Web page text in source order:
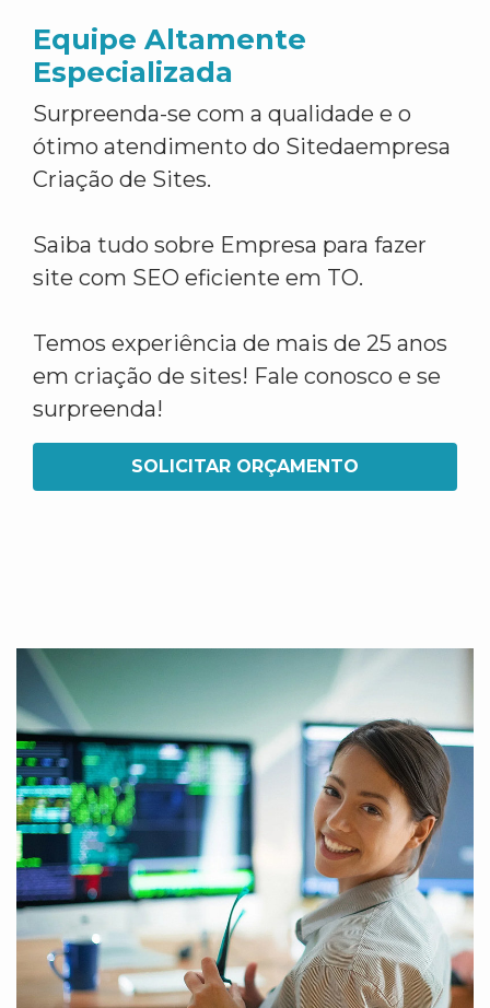
Equipe Altamente
Especializada
Surpreenda-se com a qualidade e o
ótimo atendimento do Sitedaempresa
Criação de Sites.
Saiba tudo sobre Empresa para fazer
site com SEO eficiente em TO.
Temos experiência de mais de 25 anos
em criação de sites! Fale conosco e se
surpreenda!
SOLICITAR ORÇAMENTO